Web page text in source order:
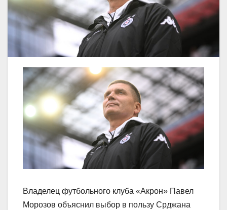
Владелец футбольного клуба «Акрон» Павел
Морозов объяснил выбор в пользу Срджана